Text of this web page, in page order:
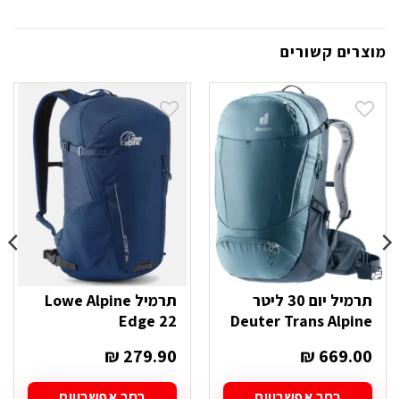
מוצרים קשורים
תרמיל יום 30 ליטר
Deuter Trans Alpine
₪ 669.00
תרמיל Lowe Alpine
Edge 22
₪ 279.90